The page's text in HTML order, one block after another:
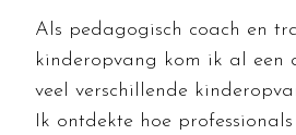
Als pedagogisch coach en
kinderopvang kom ik al een
veel verschillende
Ik ontdekte hoe